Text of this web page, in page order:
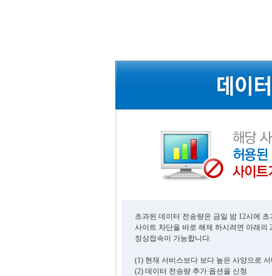
초과된 데이터 전송량은 금일 밤 12시에
사이트 차단을 바로 해제 하시려면 아래의
정상접속이 가능합니다.
(1) 현재 서비스보다 보다 높은 사양으로
(2) 데이터 전송량 추가 옵션을 신청